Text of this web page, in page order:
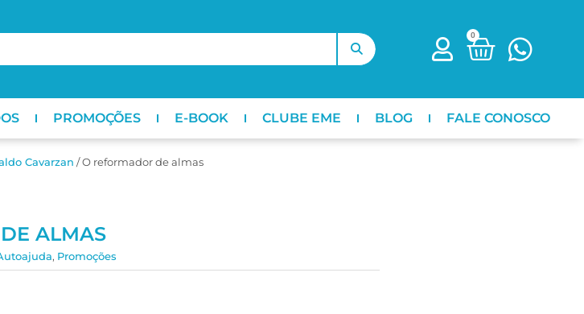
0
PROMOÇÕES E-BOOK CLUBE EME BLOG FALE CONOSCO
Cavarzan / O reformador de almas
ALMAS
, Promoções